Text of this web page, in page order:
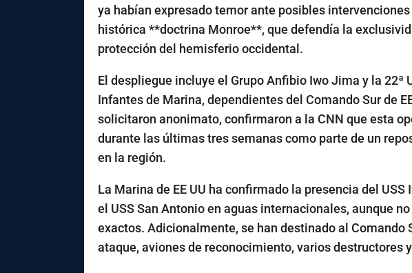
ya habían expresado temor ante posibles
histórica **doctrina Monroe**, que defendía la
protección del hemisferio occidental.
El despliegue incluye el Grupo Anfibio Iwo Jima y la 22ª
Infantes de Marina, dependientes del Comando Sur de
solicitaron anonimato, confirmaron a la CNN que esta
durante las últimas tres semanas como parte de un
en la región.
La Marina de EE UU ha confirmado la presencia del
el USS San Antonio en aguas internacionales, aunque
exactos. Adicionalmente, se han destinado al Comando
ataque, aviones de reconocimiento, varios destructores